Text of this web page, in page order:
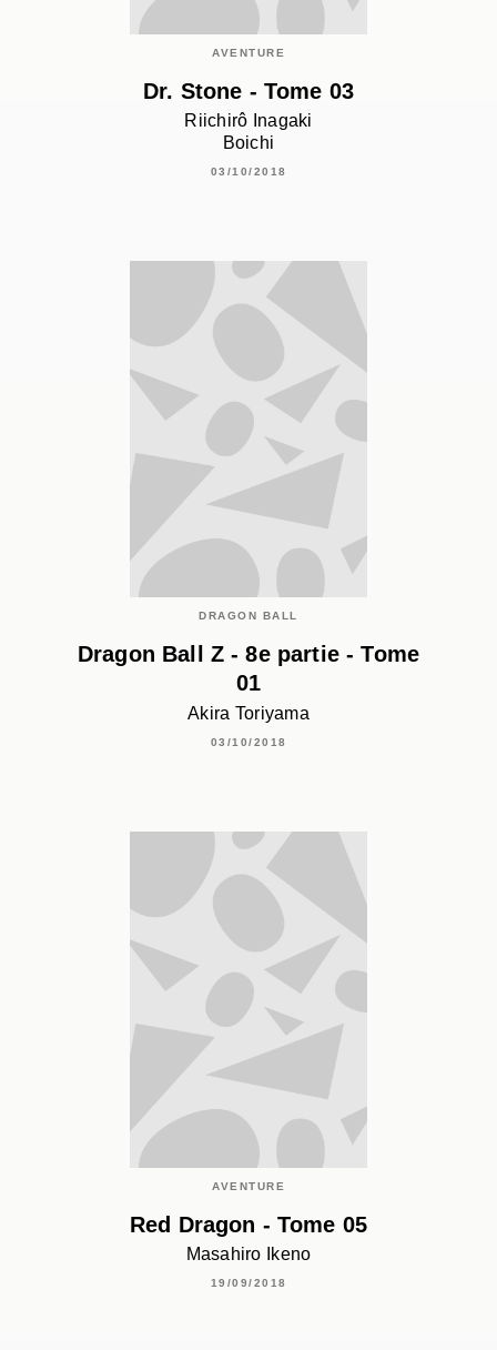
AVENTURE
Dr. Stone - Tome 03
Riichirô Inagaki
Boichi
03/10/2018
DRAGON BALL
Dragon Ball Z - 8e partie - Tome
01
Akira Toriyama
03/10/2018
AVENTURE
Red Dragon - Tome 05
Masahiro Ikeno
19/09/2018